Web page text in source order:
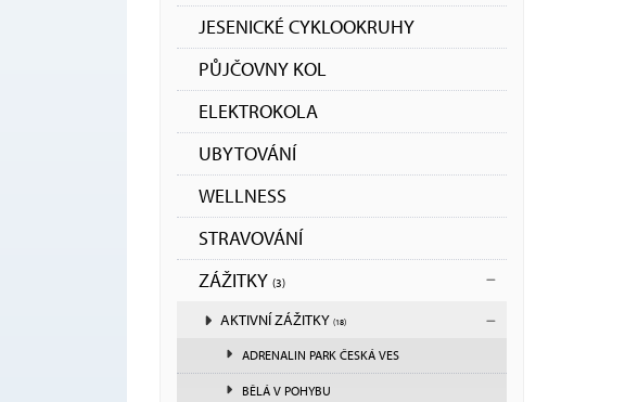
JESENICKÉ CYKLOOKRUHY
PŮJČOVNY KOL
ELEKTROKOLA
UBYTOVÁNÍ
WELLNESS
STRAVOVÁNÍ
ZÁŽITKY (3)
AKTIVNÍ ZÁŽITKY (18)
ADRENALIN PARK ČESKÁ VES
BĚLÁ V POHYBU